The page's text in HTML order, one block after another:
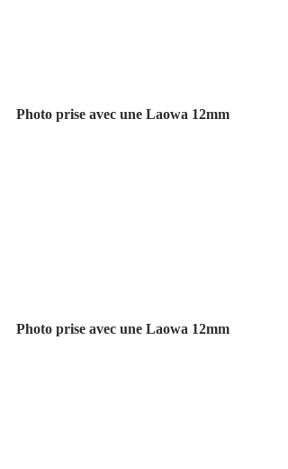
Photo prise avec une Laowa 12mm
Photo prise avec une Laowa 12mm